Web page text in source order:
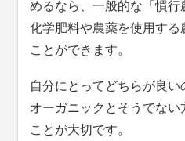
めるなら、一般的な「慣
化学肥料や農薬を使用する
ことができます。
自分にとってどちらが良い
オーガニックとそうでない
ことが大切です。